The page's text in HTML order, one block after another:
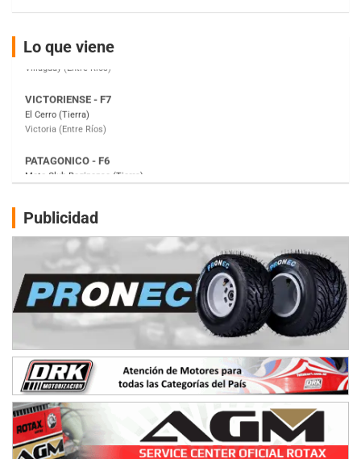
Lo que viene
VICTORIENSE - F7
Victoria (Entre Ríos)
PATAGONICO - F6
Gral. E. Godoy (Río Negro)
Humboldt (Santa Fe)
NORESTE SANTAFESINO - F6
Ciudad de Avellaneda (Asfalto)
Avellaneda (Santa Fe)
SUR SANTAFESINO - F4
José Samuel Sánchez (Tierra)
TUCUMANO - F5
Juan Navarro (Asfalto)
El Timbó (Tucumán)
COBERTURA ESPECIAL DE E-KART.COM.AR
08/09-AGO
Publicidad